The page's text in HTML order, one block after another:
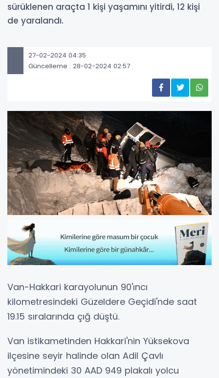
sürüklenen araçta 1 kişi yaşamını yitirdi, 12 kişi
de yaralandı.
27-02-2024 04:35
Güncelleme : 28-02-2024 02:57
Van-Hakkari karayolunun 90'ıncı
kilometresindeki Güzeldere Geçidi'nde saat
19.15 sıralarında çığ düştü.
Van istikametinden Hakkari'nin Yüksekova
ilçesine seyir halinde olan Adil Çavlı
yönetimindeki 30 AAD 949 plakalı yolcu